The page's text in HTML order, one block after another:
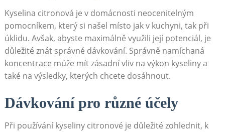
Kyselina citronová je v ⁣domácnosti‍ neocenitelným
pomocníkem, který si‍ našel místo ‍jak v ‌kuchyni, tak při
úklidu. Avšak,⁣ abyste ⁢maximálně využili její potenciál, je
důležité znát správné dávkování. Správně namíchaná
koncentrace může ‍mít zásadní ‍vliv na výkon kyseliny a
také na výsledky,⁢ kterých chcete dosáhnout.
Dávkování pro různé účely
Při používání kyseliny citronové​ je důležité zohlednit, k